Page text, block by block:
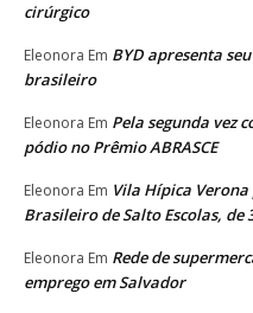
cirúrgico
Eleonora Em BYD apresenta
brasileiro
Eleonora Em Pela segunda vez
pódio no Prêmio ABRASCE
Eleonora Em Vila Hípica
Brasileiro de Salto Escolas, de
Eleonora Em Rede de
emprego em Salvador